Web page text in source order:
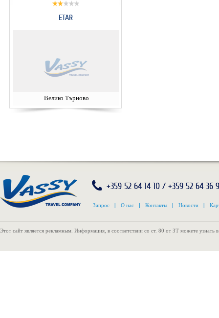
ETAR
Велико Търново
+359 52 64 14 10 / +359 52 64 36
Запрос | О нас | Контакты | Новости |
Этот сайт является рекламным. Информация, в соответствии со ст. 80 от ЗТ можете узнать